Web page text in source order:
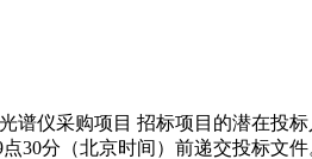
谱仪采购项目 招标项目的潜在投
30分（北京时间）前递交投标文件